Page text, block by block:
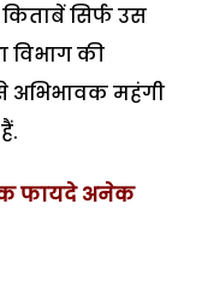
सिर्फ उस
विभाग की
अभिभावक महंगी
फायदे अनेक